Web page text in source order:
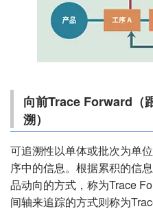
向前Trace Forward（
溯）
可追溯性以单体或批次为单
序中的信息。根据累积的信
品动向的方式，称为Trace
间轴来追踪的方式则称为